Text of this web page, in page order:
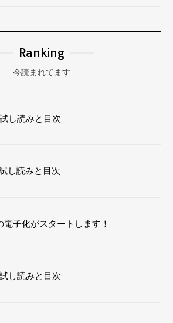
Ranking
今読まれてます
し読みと目次
し読みと目次
電子化がスタートします！
し読みと目次